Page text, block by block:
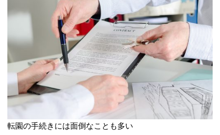
転園の手続きには面倒なことも多い